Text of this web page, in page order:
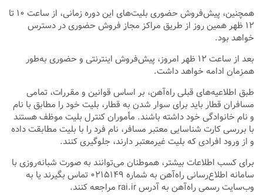
همچنین، پیش‌فروش حضوری بلیت‌های این دوره زمانی، از ساعت ۱۰ تا
۱۲ ظهر همین روز از طریق مراکز مجاز فروش حضوری در دسترس
خواهد بود.
بعد از ساعت ۱۲ ظهر امروز، پیش‌فروش اینترنتی و حضوری به‌طور
همزمان ادامه خواهد داشت.
طبق اطلاعیه‌های قبلی راه‌آهن، بر اساس قوانین و مقررات، تمامی
مسافران قطار باید برای سوار شدن به قطار، بلیت خود را مطابق با نام
و نام خانوادگی خود داشته باشند. مأموران کنترل بلیت موظف هستند
با بررسی کارت شناسایی معتبر مسافر، نام فرد را با بلیت مطابقت داده
و از ورود افرادی که بلیت غیرمعتبر دارند، جلوگیری کنند.
برای کسب اطلاعات بیشتر، هموطنان می‌توانند به صورت شبانه‌روزی با
سامانه اطلاع‌رسانی راه‌آهن به شماره ۰۲۱۵۱۴۹ تماس بگیرند یا به
وب‌سایت رسمی راه‌آهن به آدرس rai.ir مراجعه کنند.